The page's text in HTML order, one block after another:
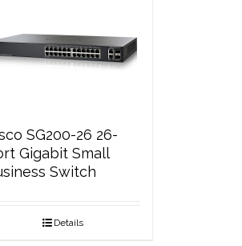
SG200-26 26-
Gigabit Small
Switch
Details